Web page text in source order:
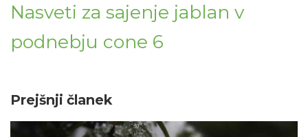
Nasveti za sajenje jablan v
podnebju cone 6
Prejšnji članek